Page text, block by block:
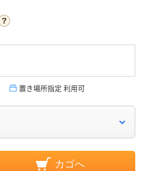
置き場所指定 利用可
カゴへ